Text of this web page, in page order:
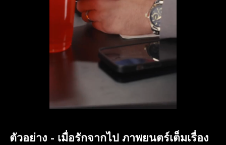
ตัวอย่าง - เมื่อรักจากไป ภาพยนตร์เต็มเรื่อง